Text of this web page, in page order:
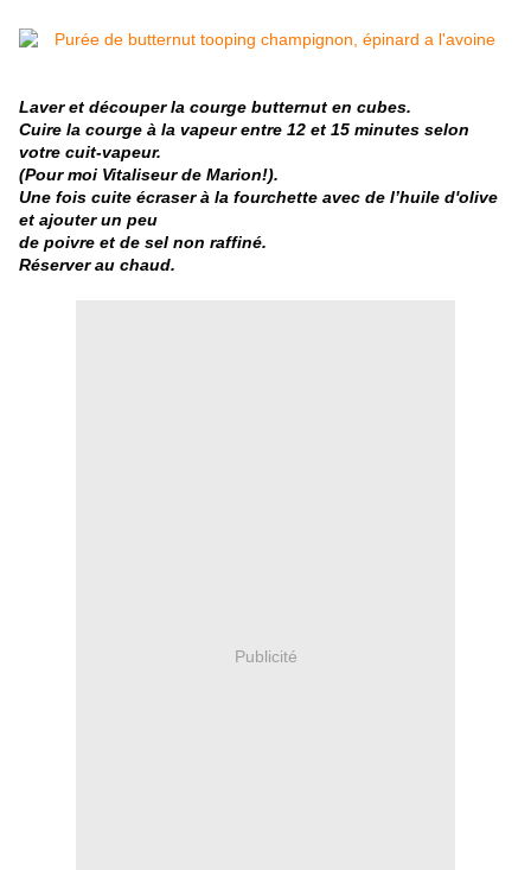
Laver et découper la courge butternut en cubes.
Cuire la courge à la vapeur entre 12 et 15 minutes selon
votre cuit-vapeur.
(Pour moi Vitaliseur de Marion!).
Une fois cuite écraser à la fourchette avec de l’huile d'olive
et ajouter un peu
de poivre et de sel non raffiné.
Réserver au chaud.
Publicité